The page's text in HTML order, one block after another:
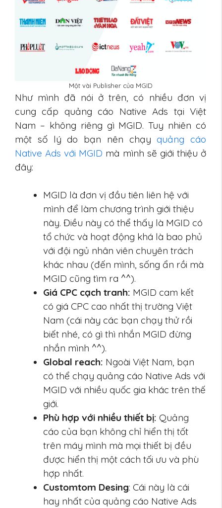
Một vài Publisher của MGID
Như mình đã nói ở trên, có nhiều đơn vị
cung cấp quảng cáo Native Ads tại Việt
Nam – không riêng gì MGID. Tuy nhiên có
một số lý do bạn nên chạyquảng cáo
Native Ads với MGID mà mình sẽ giới thiệu ở
đây:
MGID là đơn vị đầu tiên liên hệ với
mình để làm chương trình giới thiệu
này. Điều này có thể thấy là MGID có
tổ chức và hoạt động khá là bao phủ
với đội ngủ nhân viên chuyên trách
khác nhau (đến mình, sống ẩn rồi mà
MGID cũng tìm ra ^^).
Giá CPC cạch tranh: MGID cam kết
có giá CPC cao nhất thị trường Việt
Nam (cái này các bạn chạy thử rồi
biết nhé, có gì thì nhắn MGID đừng
nhắn mình ^^).
Global reach: Ngoài Việt Nam, bạn
có thể chạy quảng cáo Native Ads với
MGID với nhiều quốc gia khác trên thế
giới.
Phù hợp với nhiều thiết bị: Quảng
cáo của bạn không chỉ hiển thị tốt
trên máy mình mà mọi thiết bị đều
được hiển thị một cách tối ưu và phù
hợp nhất.
Customtom Desing: Cái này là cái
hay nhất của quảng cáo Native Ads